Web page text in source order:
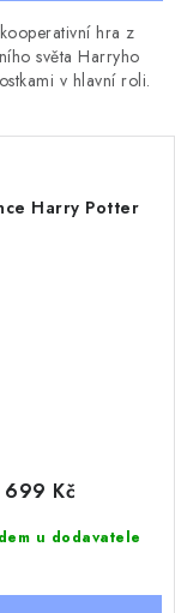
hra z
světa Harryho
v hlavní roli.
Harry Potter
u dodavatele
699 Kč